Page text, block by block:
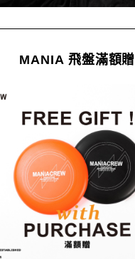
MANIA 飛盤滿額贈